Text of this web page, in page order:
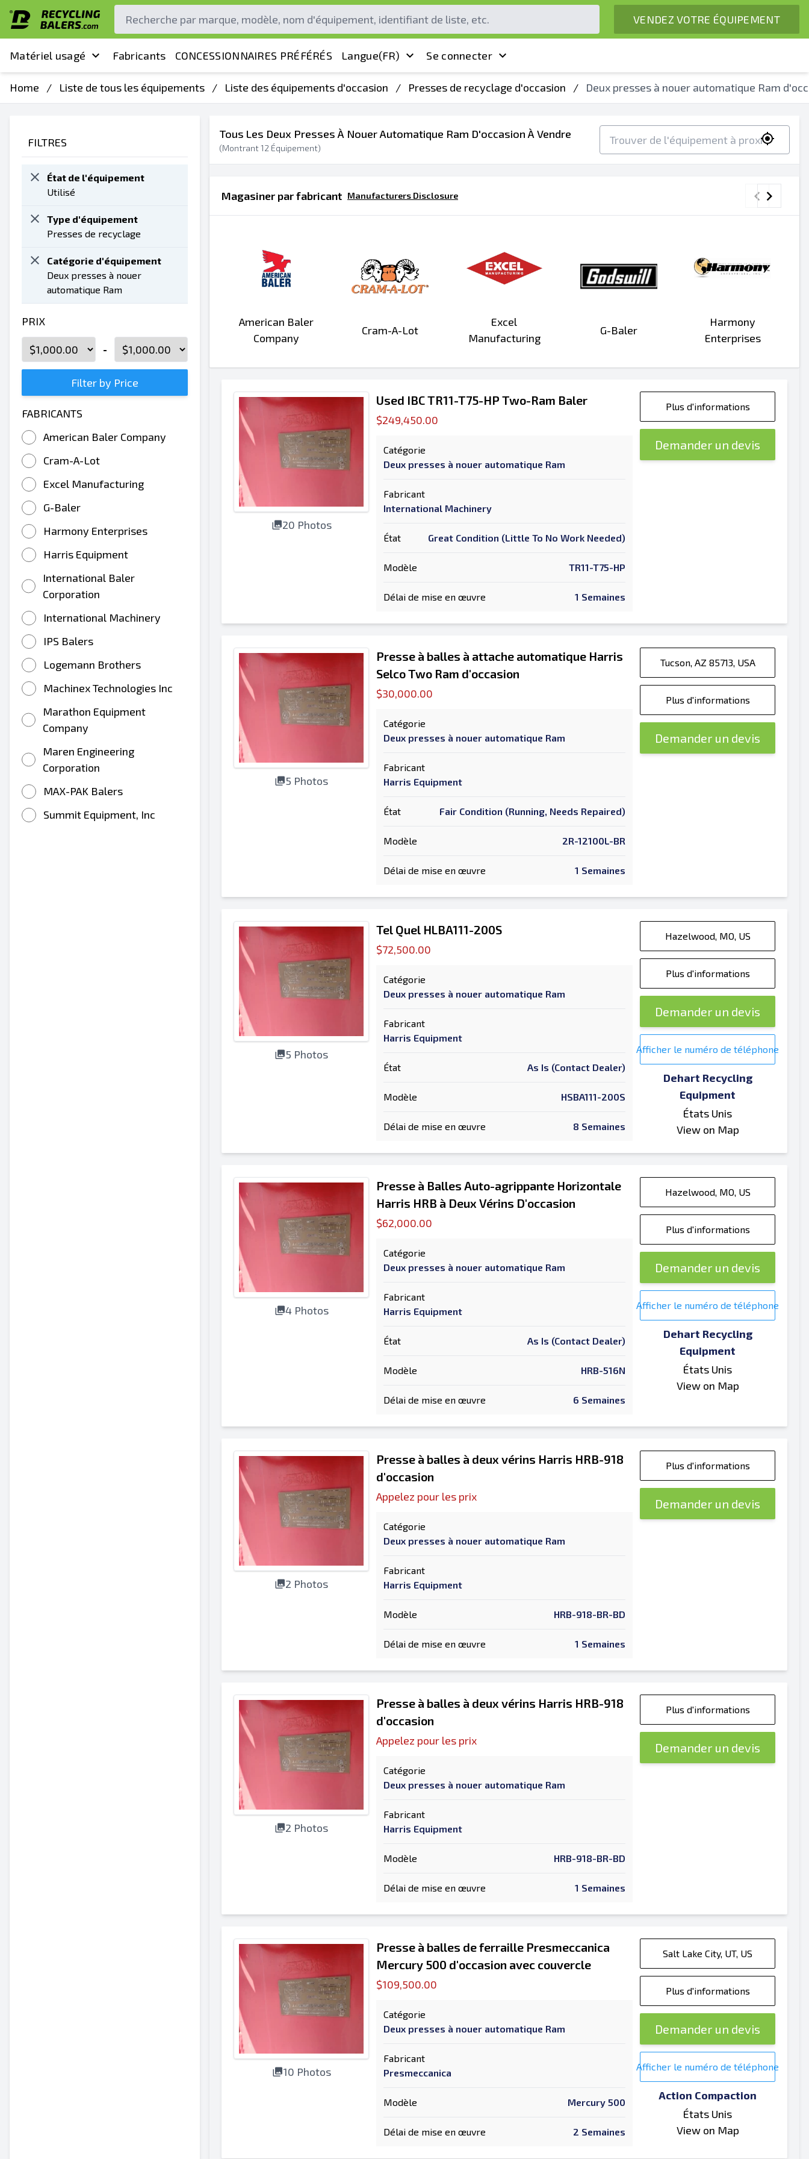
VENDEZ VOTRE ÉQUIPEMENT
Matériel usagé Fabricants CONCESSIONNAIRES PRÉFÉRÉS Langue(FR) Se connecter
Home / Liste de tous les équipements / Liste des équipements d'occasion / Presses de recyclage d'occasion / Deux presses à nouer automatique Ram
FILTRES
État de l'équipement
Utilisé
Type d'équipement
Presses de recyclage
Catégorie d'équipement
Deux presses à nouer
automatique Ram
PRIX
-
Filter by Price
FABRICANTS
American Baler Company
Cram-A-Lot
Excel Manufacturing
G-Baler
Harmony Enterprises
Harris Equipment
International Baler
Corporation
International Machinery
IPS Balers
Logemann Brothers
Machinex Technologies Inc
Marathon Equipment
Company
Maren Engineering
Corporation
MAX-PAK Balers
Summit Equipment, Inc
Tous Les Deux Presses À Nouer Automatique Ram D'occasion À Vendre
(Montrant12 Équipement)
Magasiner par fabricant Manufacturers Disclosure
American Baler
Company
Cram-A-Lot
Excel
Manufacturing
G-Baler
Harmony
Enterprises
20 Photos
Used IBC TR11-T75-HP Two-Ram Baler
$249,450.00
Catégorie
Deux presses à nouer automatique Ram
Fabricant
International Machinery
État Great Condition (Little To No Work Needed)
Modèle TR11-T75-HP
Délai de mise en œuvre 1 Semaines
Plus d'informations
Demander un devis
5 Photos
Presse à balles à attache automatique Harris
Selco Two Ram d'occasion
$30,000.00
Catégorie
Deux presses à nouer automatique Ram
Fabricant
Harris Equipment
État Fair Condition (Running, Needs Repaired)
Modèle 2R-12100L-BR
Délai de mise en œuvre 1 Semaines
Tucson, AZ 85713, USA
Plus d'informations
Demander un devis
5 Photos
Tel Quel HLBA111-200S
$72,500.00
Catégorie
Deux presses à nouer automatique Ram
Fabricant
Harris Equipment
État As Is (Contact Dealer)
Modèle HSBA111-200S
Délai de mise en œuvre 8 Semaines
Hazelwood, MO, US
Plus d'informations
Demander un devis
Afficher le numéro de téléphone
Dehart Recycling
Equipment
États Unis
View on Map
4 Photos
Presse à Balles Auto-agrippante Horizontale
Harris HRB à Deux Vérins D'occasion
$62,000.00
Catégorie
Deux presses à nouer automatique Ram
Fabricant
Harris Equipment
État As Is (Contact Dealer)
Modèle HRB-516N
Délai de mise en œuvre 6 Semaines
Hazelwood, MO, US
Plus d'informations
Demander un devis
Afficher le numéro de téléphone
Dehart Recycling
Equipment
États Unis
View on Map
2 Photos
Presse à balles à deux vérins Harris HRB-918
d'occasion
Appelez pour les prix
Catégorie
Deux presses à nouer automatique Ram
Fabricant
Harris Equipment
Modèle HRB-918-BR-BD
Délai de mise en œuvre 1 Semaines
Plus d'informations
Demander un devis
2 Photos
Presse à balles à deux vérins Harris HRB-918
d'occasion
Appelez pour les prix
Catégorie
Deux presses à nouer automatique Ram
Fabricant
Harris Equipment
Modèle HRB-918-BR-BD
Délai de mise en œuvre 1 Semaines
Plus d'informations
Demander un devis
10 Photos
Presse à balles de ferraille Presmeccanica
Mercury 500 d'occasion avec couvercle
$109,500.00
Catégorie
Deux presses à nouer automatique Ram
Fabricant
Presmeccanica
Modèle Mercury 500
Délai de mise en œuvre 2 Semaines
Salt Lake City, UT, US
Plus d'informations
Demander un devis
Afficher le numéro de téléphone
Action Compaction
États Unis
View on Map